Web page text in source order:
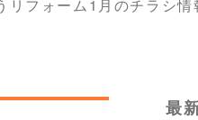
リフォーム1月のチラシ
最